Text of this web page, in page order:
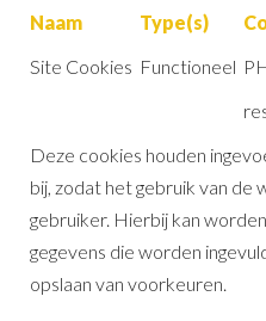
Naam Type(s)
Site Cookies Functioneel
Deze cookies houden
bij, zodat het gebruik van de
gebruiker. Hierbij kan
gegevens die worden
opslaan van voorkeuren.